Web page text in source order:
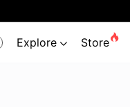
Explore  Store